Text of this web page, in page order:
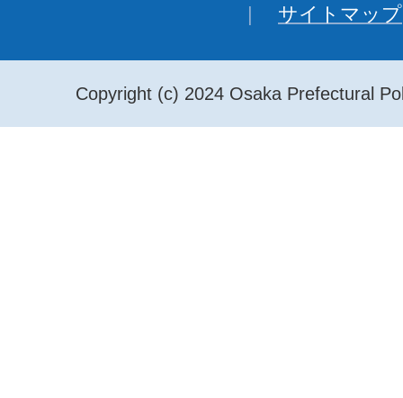
サイトマップ
Copyright (c) 2024 Osaka Prefectural